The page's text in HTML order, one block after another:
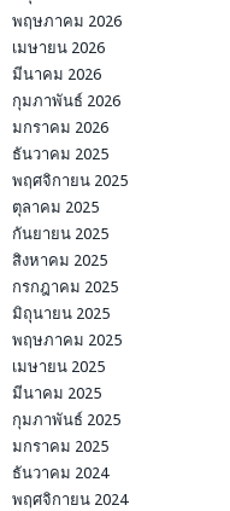
พฤษภาคม 2026
เมษายน 2026
มีนาคม 2026
กุมภาพันธ์ 2026
มกราคม 2026
ธันวาคม 2025
พฤศจิกายน 2025
ตุลาคม 2025
กันยายน 2025
สิงหาคม 2025
กรกฎาคม 2025
มิถุนายน 2025
พฤษภาคม 2025
เมษายน 2025
มีนาคม 2025
กุมภาพันธ์ 2025
มกราคม 2025
ธันวาคม 2024
พฤศจิกายน 2024